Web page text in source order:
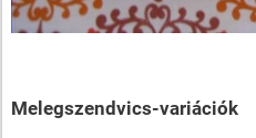
Melegszendvics-variációk